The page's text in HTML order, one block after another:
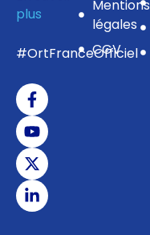
plus
#OrtFranceOfficiel
Mentions
légales
CGV